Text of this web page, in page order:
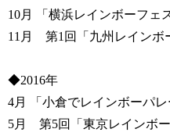
10月 「横浜レインボーフェ
11月 第1回「九州レインボ
◆2016年
4月 「小倉でレインボーパ
5月 第5回「東京レインボー